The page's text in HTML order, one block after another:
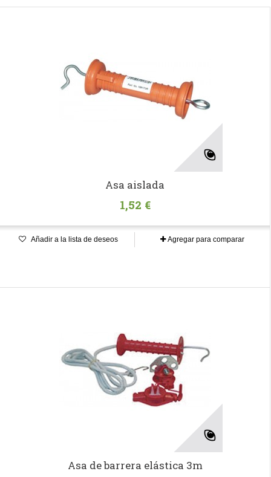
Asa aislada
1,52 €
Añadir a la lista de deseos Agregar para comparar
Asa de barrera elástica 3m